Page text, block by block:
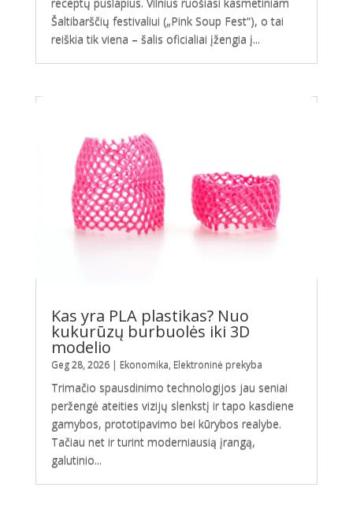
Šaltibarščių festivaliui („Pink Soup Fest“), o tai
reiškia tik viena – šalis oficialiai įžengia į...
Kas yra PLA plastikas? Nuo
kukurūzų burbuolės iki 3D
modelio
Geg 28, 2026| Ekonomika, Elektroninė prekyba
Trimačio spausdinimo technologijos jau seniai
peržengė ateities vizijų slenkstį ir tapo kasdiene
gamybos, prototipavimo bei kūrybos realybe.
Tačiau net ir turint moderniausią įrangą,
galutinio...